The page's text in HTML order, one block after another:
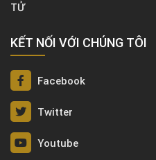
TỬ
KẾT NỐI VỚI CHÚNG TÔI
Facebook
Twitter
Youtube